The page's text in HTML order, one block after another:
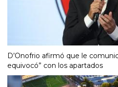
D’Onofrio afirmó que le
equivocó” con los apartados